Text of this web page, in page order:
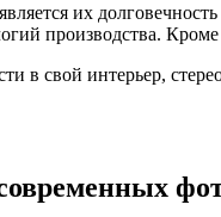
их
производства.
в свой интерьер,